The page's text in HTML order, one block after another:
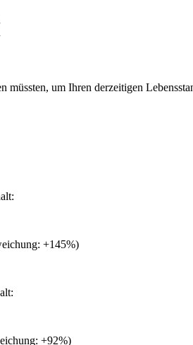
um Ihren derzeitigen
+145%)
+92%)